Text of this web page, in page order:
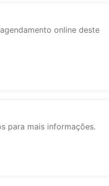
online deste
para mais informações.